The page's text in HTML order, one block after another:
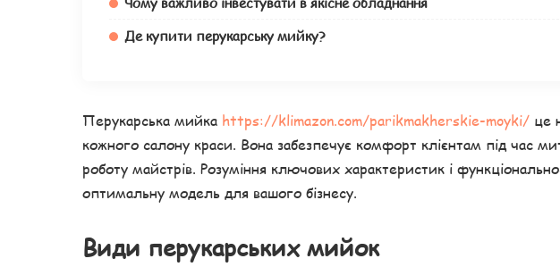
Де купити перукарську мийку?
Перукарська мийка https://klimazon.com/parikmakherskie-moyki/ це
кожного салону краси. Вона забезпечує комфорт клієнтам під час
роботу майстрів. Розуміння ключових характеристик і
оптимальну модель для вашого бізнесу.
Види перукарських мийок